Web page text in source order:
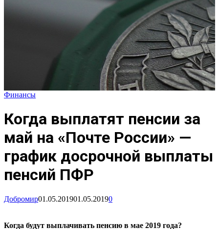
Финансы
Когда выплатят пенсии за
май на «Почте России» —
график досрочной выплаты
пенсий ПФР
Добромир01.05.201901.05.20190
Когда будут выплачивать пенсию в мае 2019 года?